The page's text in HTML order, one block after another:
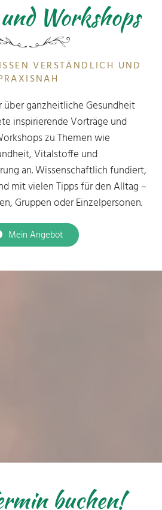
Workshops
VERSTÄNDLICH UND
ganzheitliche Gesundheit
inspirierende Vorträge und
zu Themen wie
Vitalstoffe und
an. Wissenschaftlich fundiert,
mit vielen Tipps für den Alltag –
Gruppen oder Einzelpersonen.
Mein Angebot
buchen!